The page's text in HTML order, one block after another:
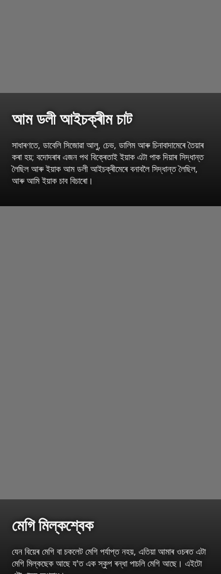
আম ডলী আইচক্ৰীম চাট
সাধাৰণতে, ডাবেলি সিজোৱা আলু, চেভ, ডালিম আৰু চিনাবাদামেৰে তৈয়াৰ
কৰা হয়; বদোদৰাৰ এজন পথ বিক্ৰেতাই ইয়াক এটা পাক দিয়াৰ সিদ্ধান্ত
লৈছিল আৰু ইয়াক আম ডলী আইচক্ৰীমেৰে বনাবলৈ সিদ্ধান্ত লৈছিল,
আৰু আমি ইয়াক চাব বিচাৰো।
মেগি মিল্কশ্বেক
যেন বিয়েৰ মেগি বা চকলেট মেগি পৰ্যাপ্ত নহয়, এতিয়া আমাৰ ওচৰত এটা
মেগি মিল্কছেক আছে য'ত এক স্কুপ ৰন্ধা পাচলি মেগি আছে। এইটো